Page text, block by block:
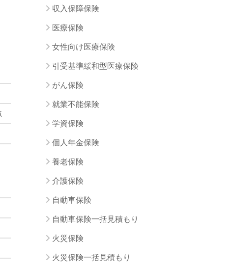
収入保障保険
医療保険
女性向け医療保険
引受基準緩和型医療保険
がん保険
就業不能保険
学資保険
個人年金保険
養老保険
介護保険
自動車保険
自動車保険一括見積もり
火災保険
火災保険一括見積もり